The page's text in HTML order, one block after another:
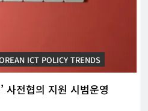
ICT POLICY TRENDS
사전협의 지원 시범운영